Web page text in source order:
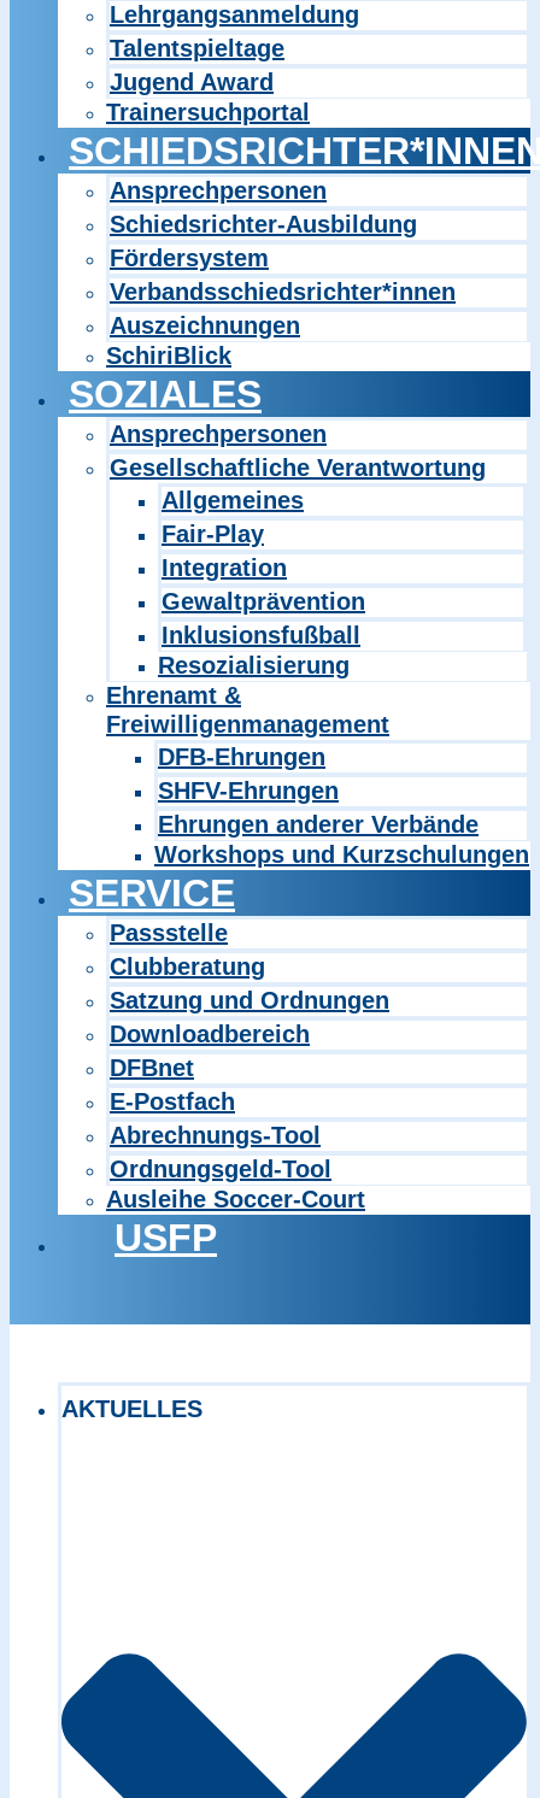
Lehrgangsanmeldung
Talentspieltage
Jugend Award
Trainersuchportal
Ansprechpersonen
Schiedsrichter-Ausbildung
Fördersystem
Verbandsschiedsrichter*innen
Auszeichnungen
SchiriBlick
SOZIALES
Ansprechpersonen
Gesellschaftliche Verantwortung
Allgemeines
Fair-Play
Integration
Gewaltprävention
Inklusionsfußball
Resozialisierung
Ehrenamt &
Freiwilligenmanagement
DFB-Ehrungen
SHFV-Ehrungen
Ehrungen anderer Verbände
Workshops und Kurzschulungen
SERVICE
Passstelle
Clubberatung
Satzung und Ordnungen
Downloadbereich
DFBnet
E-Postfach
Abrechnungs-Tool
Ordnungsgeld-Tool
Ausleihe Soccer-Court
USFP
AKTUELLES
Exact matches only